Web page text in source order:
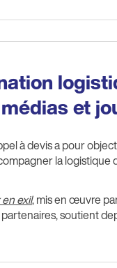
et
à devis a pour
la logistique
en exil, mis en œuvre
soutient